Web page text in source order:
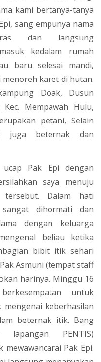
kami bertanya-tanya
sang empunya nama
dan langsung
kedalam rumah
baru selesai mandi,
karet di hutan.
Doak, Dusun
Mempawah Hulu,
petani, Selain
juga beternak dan
ucap Pak Epi dengan
saya menuju
Dalam hati
dihormati dan
dengan keluarga
beliau ketika
bibit itik sehari
Asmuni (tempat staff
harinya, Minggu 16
untuk
keberhasilan
beternak itik. Bang
lapangan PENTIS)
Pak Epi.